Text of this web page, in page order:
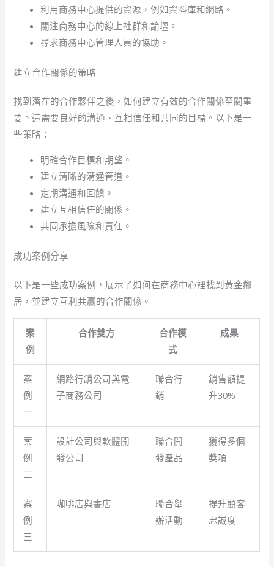
利用商務中心提供的資源，例如資料庫和網路。
關注商務中心的線上社群和論壇。
尋求商務中心管理人員的協助。
建立合作關係的策略
找到潛在的合作夥伴之後，如何建立有效的合作關係至關重
要。這需要良好的溝通、互相信任和共同的目標。以下是一
些策略：
明確合作目標和期望。
建立清晰的溝通管道。
定期溝通和回饋。
建立互相信任的關係。
共同承擔風險和責任。
成功案例分享
以下是一些成功案例，展示了如何在商務中心裡找到黃金鄰
居，並建立互利共贏的合作關係。
案
例
合作雙方
合作模
式
成果
案
例
一
網路行銷公司與電
子商務公司
聯合行
銷
銷售額提
升30%
案
例
二
設計公司與軟體開
發公司
聯合開
發產品
獲得多個
獎項
案
例
三
咖啡店與書店
聯合舉
辦活動
提升顧客
忠誠度